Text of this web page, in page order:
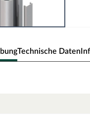
Technische Daten